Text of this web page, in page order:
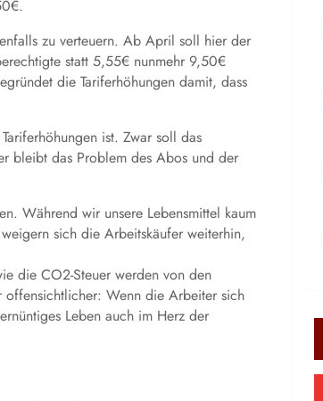
zu verteuern. Ab April soll hier der
statt 5,55€ nunmehr 9,50€
die Tariferhöhungen damit, dass
ist. Zwar soll das
bleibt das Problem des Abos und der
Während wir unsere Lebensmittel kaum
sich die Arbeitskäufer weiterhin,
die CO2-Steuer werden von den
offensichtlicher: Wenn die Arbeiter sich
Leben auch im Herz der